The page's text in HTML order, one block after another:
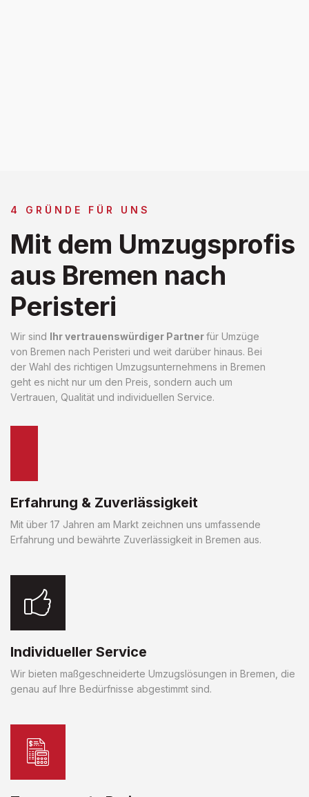
4 GRÜNDE FÜR UNS
Mit dem Umzugsprofis
aus Bremen nach
Peristeri
Wir sind Ihr vertrauenswürdiger Partnerfür Umzüge
von Bremen nach Peristeri und weit darüber hinaus. Bei
der Wahl des richtigen Umzugsunternehmens in Bremen
geht es nicht nur um den Preis, sondern auch um
Vertrauen, Qualität und individuellen Service.
Erfahrung & Zuverlässigkeit
Mit über 17 Jahren am Markt zeichnen uns umfassende
Erfahrung und bewährte Zuverlässigkeit in Bremen aus.
Individueller Service
Wir bieten maßgeschneiderte Umzugslösungen in Bremen, die
genau auf Ihre Bedürfnisse abgestimmt sind.